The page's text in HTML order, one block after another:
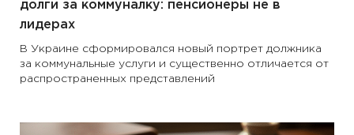
долги за коммуналку: пенсионеры не в
лидерах
В Украине сформировался новый портрет должника
за коммунальные услуги и существенно отличается от
распространенных представлений